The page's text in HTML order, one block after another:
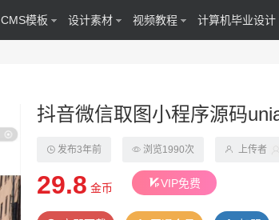
CMS模板 设计素材 视频教程 计算机毕业设计
抖音微信取图小程序源码
发布3年前 浏览1990次 上传者
29.8 金币 VIP免费